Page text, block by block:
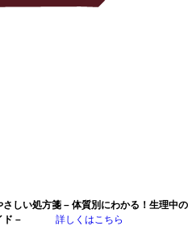
しい処方箋 – 体質別にわかる！生理中の
ド –
詳しくはこちら